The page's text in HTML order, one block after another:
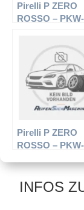
Pirelli P ZERO
ROSSO – PKW-
Pirelli P ZERO
ROSSO – PKW-
103Y –
INFOS